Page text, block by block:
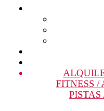
FITNESS /